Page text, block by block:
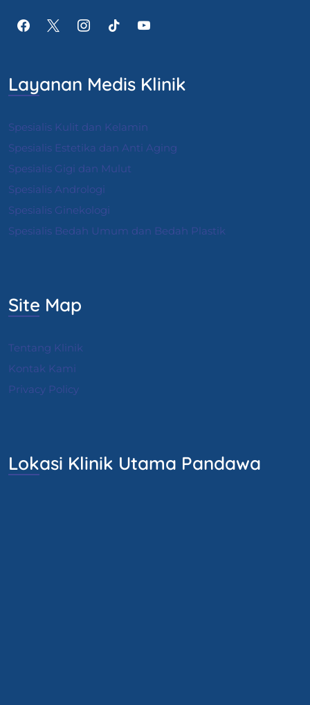
Layanan Medis Klinik
Spesialis Kulit dan Kelamin
Spesialis Estetika dan Anti Aging
Spesialis Gigi dan Mulut
Spesialis Andrologi
Spesialis Ginekologi
Spesialis Bedah Umum dan Bedah Plastik
Site Map
Tentang Klinik
Kontak Kami
Privacy Policy
Lokasi Klinik Utama Pandawa